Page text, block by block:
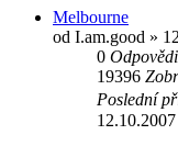
Melbourne
od I.am.good »
0 Odpovědi
19396
Poslední